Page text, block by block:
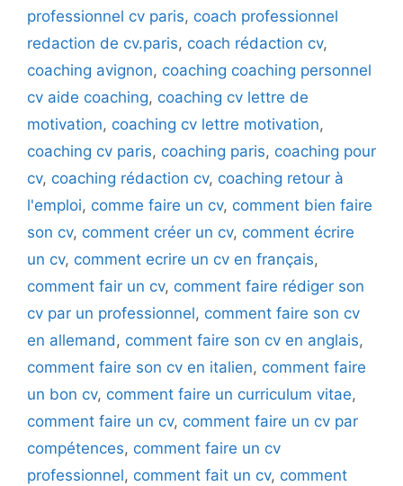
professionnel cv paris, coach professionnel
redaction de cv.paris, coach rédaction cv,
coaching avignon, coaching coaching personnel
cv aide coaching, coaching cv lettre de
motivation, coaching cv lettre motivation,
coaching cv paris, coaching paris, coaching pour
cv, coaching rédaction cv, coaching retour à
l'emploi, comme faire un cv, comment bien faire
son cv, comment créer un cv, comment écrire
un cv, comment ecrire un cv en français,
comment fair un cv, comment faire rédiger son
cv par un professionnel, comment faire son cv
en allemand, comment faire son cv en anglais,
comment faire son cv en italien, comment faire
un bon cv, comment faire un curriculum vitae,
comment faire un cv, comment faire un cv par
compétences, comment faire un cv
professionnel, comment fait un cv, comment